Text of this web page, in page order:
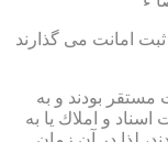
امانت می گذارند
بودند و به
و املاك یا به